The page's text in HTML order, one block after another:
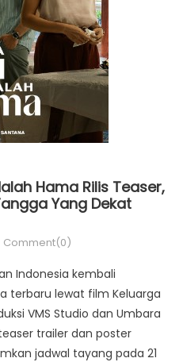
Hama Rilis Teaser,
Yang Dekat
Comment(0)
Indonesia kembali
terbaru lewat film Keluarga
VMS Studio dan Umbara
trailer dan poster
jadwal tayang pada 21